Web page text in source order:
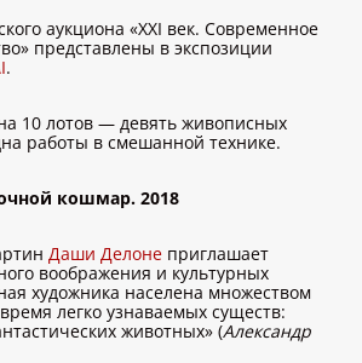
аукциона «XXI век. Современное
представлены в экспозиции
.
10 лотов — девять живописных
работы в смешанной технике.
кошмар. 2018
Даши Делоне приглашает
воображения и культурных
художника населена множеством
легко узнаваемых существ:
животных» (Александр